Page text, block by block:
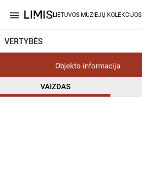
menu LIETUVOS MUZIEJŲ KOLEKCIJOS
VERTYBĖS
Objekto informacija
VAIZDAS